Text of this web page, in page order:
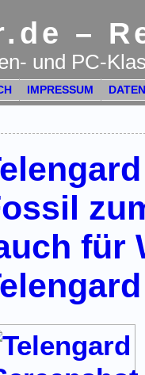
–
und PC-
IMPRESSUM
für